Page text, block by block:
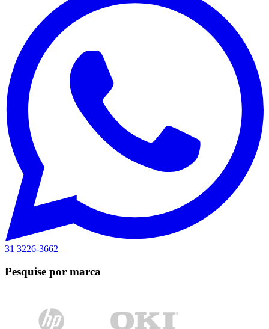
31 3226-3662
Pesquise por marca